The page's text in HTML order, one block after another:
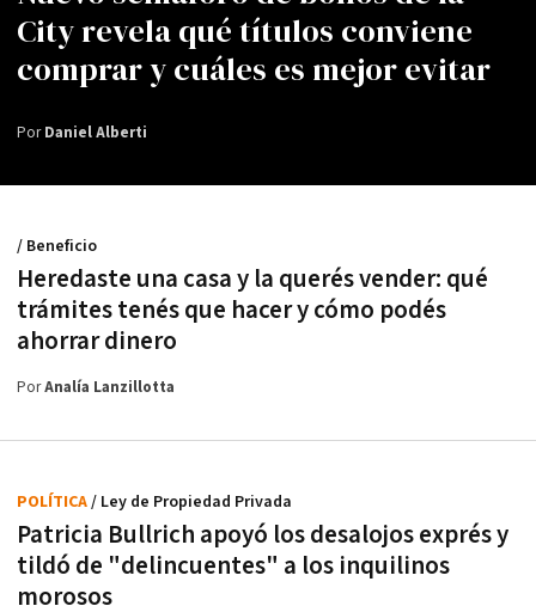
City revela qué títulos conviene
comprar y cuáles es mejor evitar
PorDaniel Alberti
Heredaste una casa y la querés vender: qué
trámites tenés que hacer y cómo podés
ahorrar dinero
/ Beneficio
PorAnalía Lanzillotta
Patricia Bullrich apoyó los desalojos exprés y
tildó de "delincuentes" a los inquilinos
morosos
POLÍTICA/ Ley de Propiedad Privada